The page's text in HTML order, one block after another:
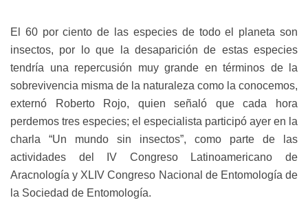
El 60 por ciento de las especies de todo el planeta son
insectos, por lo que la desaparición de estas especies
tendría una repercusión muy grande en términos de la
sobrevivencia misma de la naturaleza como la conocemos,
externó Roberto Rojo, quien señaló que cada hora
perdemos tres especies; el especialista participó ayer en la
charla “Un mundo sin insectos”, como parte de las
actividades del IV Congreso Latinoamericano de
Aracnología y XLIV Congreso Nacional de Entomología de
la Sociedad de Entomología.